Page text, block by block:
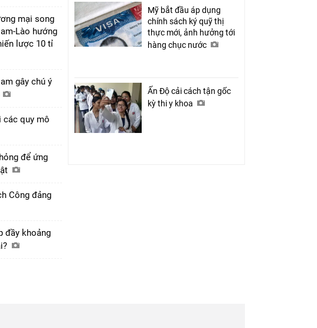
mại song
Lào hướng
lược 10 tỉ
gây chú ý
quy mô
để ứng
Công đảng
đầy khoảng
Mỹ bắt đầu áp dụng
chính sách ký quỹ thị
thực mới, ảnh hưởng tới
hàng chục nước
Ấn Độ cải cách tận gốc
kỳ thi y khoa